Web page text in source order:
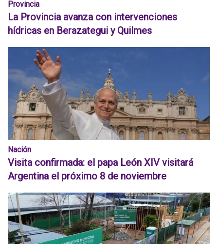
Provincia
La Provincia avanza con intervenciones
hídricas en Berazategui y Quilmes
Nación
Visita confirmada: el papa León XIV visitará
Argentina el próximo 8 de noviembre